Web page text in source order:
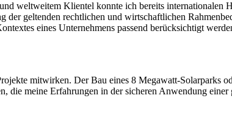
weltweitem Klientel konnte ich bereits
geltenden rechtlichen und wirtschaftlichen
eines Unternehmens passend berücksichtigt
mitwirken. Der Bau eines 8 Megawatt-Solarparks
die meine Erfahrungen in der sicheren Anwendung